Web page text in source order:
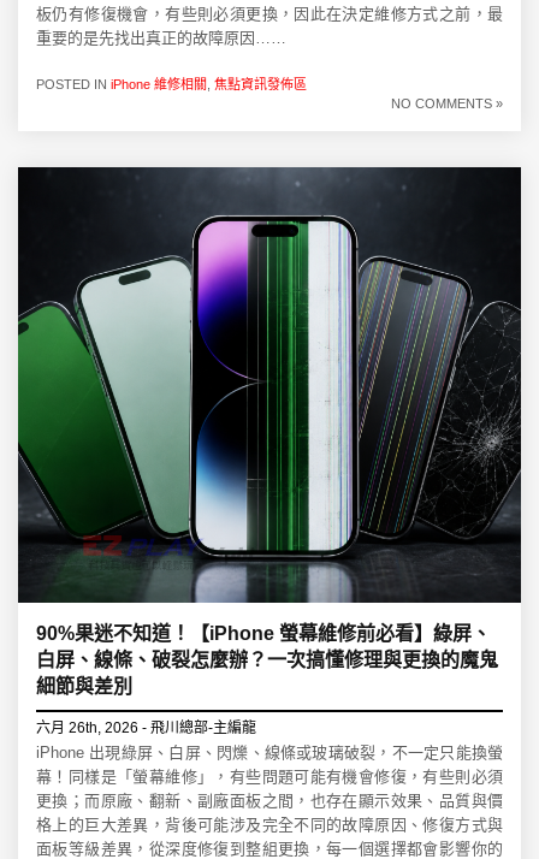
板仍有修復機會，有些則必須更換，因此在決定維修方式之前，最
重要的是先找出真正的故障原因……
POSTED IN iPhone 維修相關 焦點資訊發佈區
NO COMMENTS »
90%果迷不知道！【iPhone 螢幕維修前必看】綠屏、
白屏、線條、破裂怎麼辦？一次搞懂修理與更換的魔鬼
細節與差別
六月 26th, 2026 - 飛川總部-主編龍
iPhone 出現綠屏、白屏、閃爍、線條或玻璃破裂，不一定只能換螢
幕！同樣是「螢幕維修」，有些問題可能有機會修復，有些則必須
更換；而原廠、翻新、副廠面板之間，也存在顯示效果、品質與價
格上的巨大差異，背後可能涉及完全不同的故障原因、修復方式與
面板等級差異，從深度修復到整組更換，每一個選擇都會影響你的